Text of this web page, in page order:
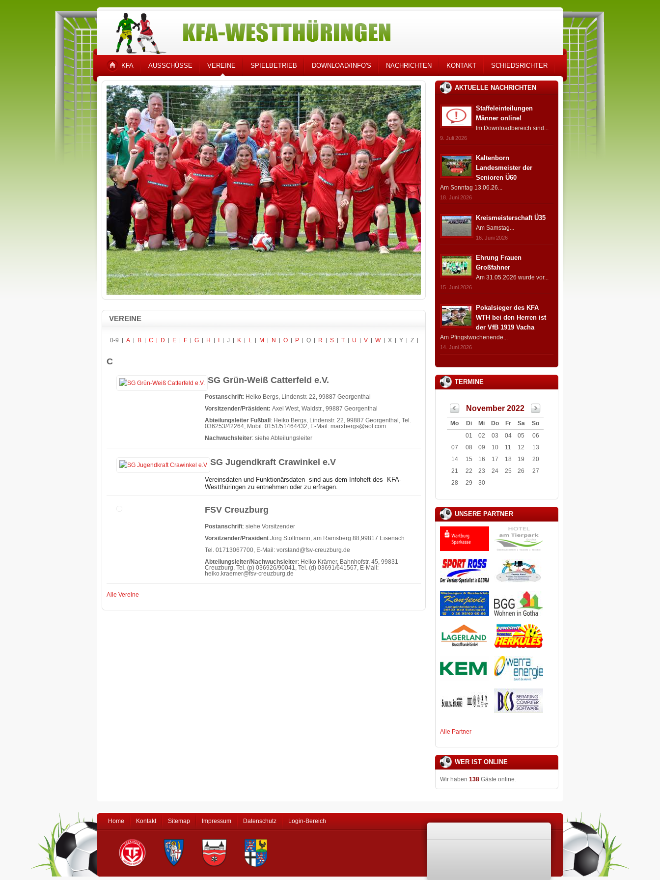
KFA AUSSCHÜSSE VEREINE SPIELBETRIEB DOWNLOAD/INFO'S NACHRICHTEN KONTAKT SCHIEDSRICHTER
VEREINE
0-9 A B C D E F G H J K L M N O P Q R S T U V W X Y Z
C
SG Grün-Weiß Catterfeld e.V.
Postanschrift: Heiko Bergs, Lindenstr. 22, 99887 Georgenthal
Vorsitzender/Präsident: Axel West, Waldstr., 99887 Georgenthal
Abteilungsleiter Fußball : Heiko Bergs, Lindenstr. 22, 99887 Georgenthal, Tel.
036253/42264, Mobil: 0151/51464432, E-Mail: marxbergs@aol.com
Nachwuchsleiter: siehe Abteilungsleiter
SG Jugendkraft Crawinkel e.V
Vereinsdaten und Funktionärsdaten sind aus dem Infoheft des
KFA-
Westthüringen zu entnehmen oder zu erfragen.
FSV Creuzburg
Postanschrift: siehe Vorsitzender
Vorsitzender/Präsident:Jörg Stoltmann, am Ramsberg 88,99817 Eisenach
Tel. 01713067700, E-Mail: vorstand@fsv-creuzburg.de
Abteilungsleiter/Nachwuchsleiter: Heiko Krämer, Bahnhofstr. 45, 99831
Creuzburg, Tel. (p) 036926/90041, Tel. (d) 03691/641567, E-Mail:
heiko.kraemer@fsv-creuzburg.de
Alle Vereine
AKTUELLE NACHRICHTEN
Staffeleinteilungen
Männer online!
Im Downloadbereich sind...
9. Juli 2026
Kaltenborn
Landesmeister der
Senioren Ü60
Am Sonntag 13.06.26...
18. Juni 2026
Kreismeisterschaft Ü35
Am Samstag...
16. Juni 2026
Ehrung Frauen
Großfahner
Am 31.05.2026 wurde vor...
15. Juni 2026
Pokalsieger des KFA
WTH bei den Herren ist
der VfB 1919 Vacha
Am Pfingstwochenende...
14. Juni 2026
TERMINE
November 2022
Mo Di Mi Do Fr Sa
So
01
02 03 04 05
06
07
08 09 10 11 12
13
14
15 16 17 18 19
20
21
22 23 24 25 26
27
28
29 30
UNSERE PARTNER
Alle Partner
WER IST ONLINE
Wir haben 138Gäste online.
Home Kontakt Sitemap Impressum Datenschutz Login-Bereich